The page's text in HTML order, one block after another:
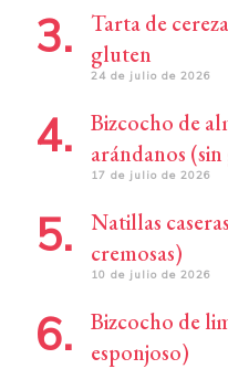
Tarta de
gluten
24 de julio de 2026
Bizcocho de
arándanos
17 de julio de 2026
Natillas
cremosas)
10 de julio de 2026
Bizcocho de
esponjoso)